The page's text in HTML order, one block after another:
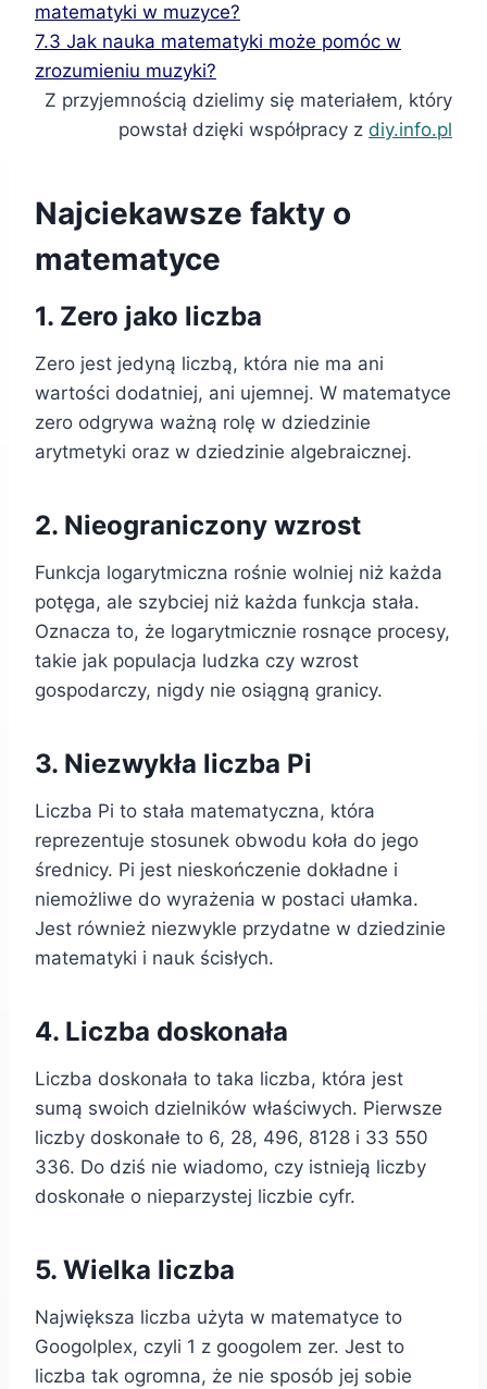
matematyki w muzyce?
7.3 Jak nauka matematyki może pomóc w
zrozumieniu muzyki?
Z przyjemnością dzielimy się materiałem, który
powstał dzięki współpracy z diy.info.pl
Najciekawsze fakty o
matematyce
1. Zero jako liczba
Zero jest jedyną liczbą, która nie ma ani
wartości dodatniej, ani ujemnej. W matematyce
zero odgrywa ważną rolę w dziedzinie
arytmetyki oraz w dziedzinie algebraicznej.
2. Nieograniczony wzrost
Funkcja logarytmiczna rośnie wolniej niż każda
potęga, ale szybciej niż każda funkcja stała.
Oznacza to, że logarytmicznie rosnące procesy,
takie jak populacja ludzka czy wzrost
gospodarczy, nigdy nie osiągną granicy.
3. Niezwykła liczba Pi
Liczba Pi to stała matematyczna, która
reprezentuje stosunek obwodu koła do jego
średnicy. Pi jest nieskończenie dokładne i
niemożliwe do wyrażenia w postaci ułamka.
Jest również niezwykle przydatne w dziedzinie
matematyki i nauk ścisłych.
4. Liczba doskonała
Liczba doskonała to taka liczba, która jest
sumą swoich dzielników właściwych. Pierwsze
liczby doskonałe to 6, 28, 496, 8128 i 33 550
336. Do dziś nie wiadomo, czy istnieją liczby
doskonałe o nieparzystej liczbie cyfr.
5. Wielka liczba
Największa liczba użyta w matematyce to
Googolplex, czyli 1 z googolem zer. Jest to
liczba tak ogromna, że nie sposób jej sobie